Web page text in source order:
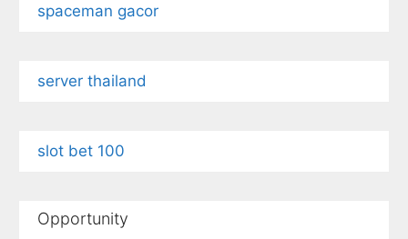
spaceman gacor
server thailand
slot bet 100
Opportunity